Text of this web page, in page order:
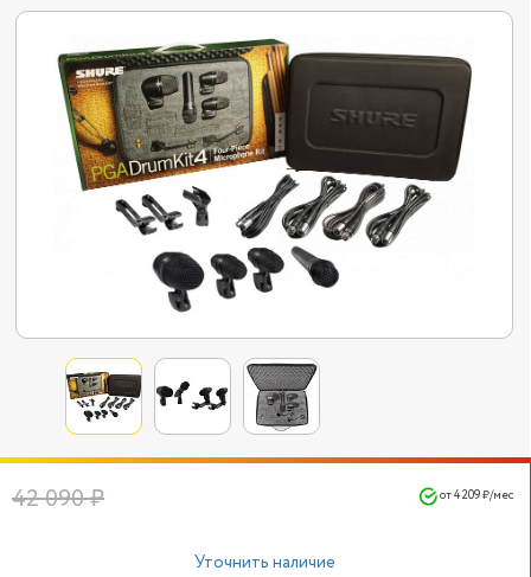
42 090 ₽ от 4 209 ₽/мес
Уточнить наличие